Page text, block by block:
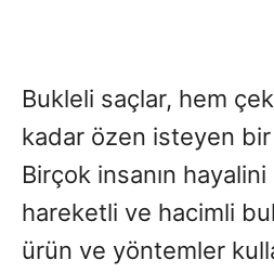
Bukleli saçlar, hem
kadar özen isteyen
Birçok insanın
hareketli ve hacimli
ürün ve yöntemler